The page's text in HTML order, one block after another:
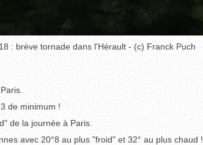
: brève tornade dans l'Hérault - (c) Franck Puch
de minimum !
de la journée à Paris.
avec 20°8 au plus "froid" et 32° au plus chaud !